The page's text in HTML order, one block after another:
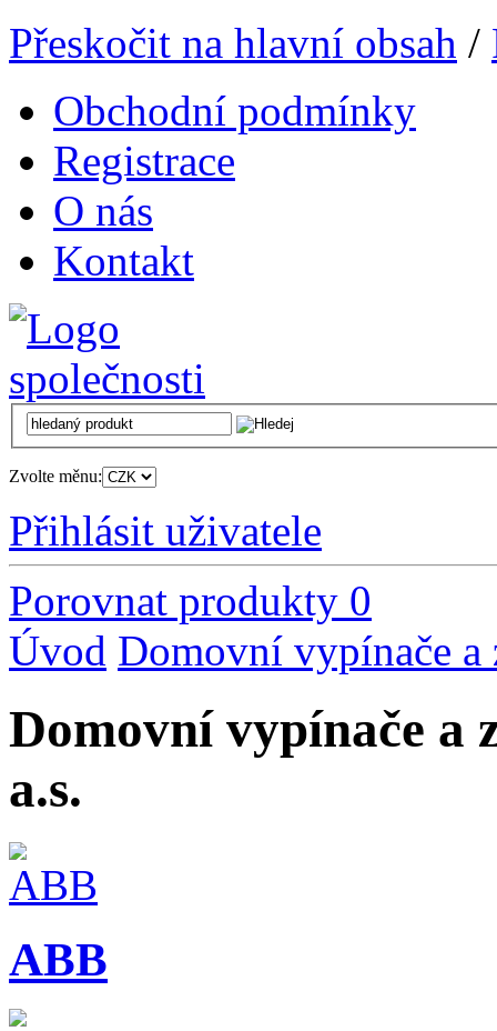
Přeskočit na hlavní obsah /
Obchodní podmínky
Registrace
O nás
Kontakt
Zvolte měnu:
Přihlásit uživatele
Porovnat produkty 0
Úvod Domovní vypínače a
Domovní vypínače a
a.s.
ABB